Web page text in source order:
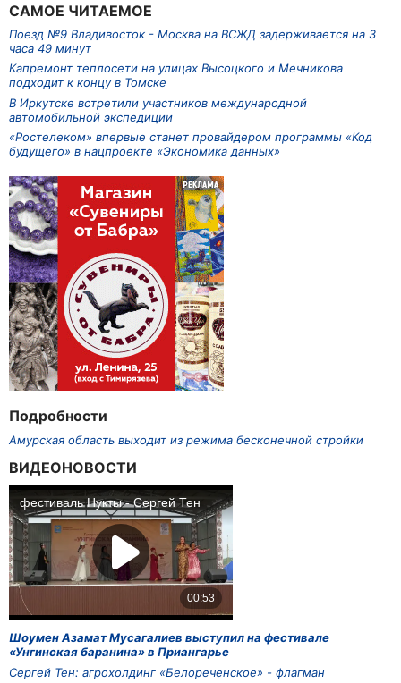
САМОЕ ЧИТАЕМОЕ
Поезд №9 Владивосток - Москва на ВСЖД задерживается на 3
часа 49 минут
Капремонт теплосети на улицах Высоцкого и Мечникова
подходит к концу в Томске
В Иркутске встретили участников международной
автомобильной экспедиции
«Ростелеком» впервые станет провайдером программы «Код
будущего» в нацпроекте «Экономика данных»
Подробности
Амурская область выходит из режима бесконечной стройки
ВИДЕОНОВОСТИ
Шоумен Азамат Мусагалиев выступил на фестивале
«Унгинская баранина» в Приангарье
Сергей Тен: агрохолдинг «Белореченское» - флагман